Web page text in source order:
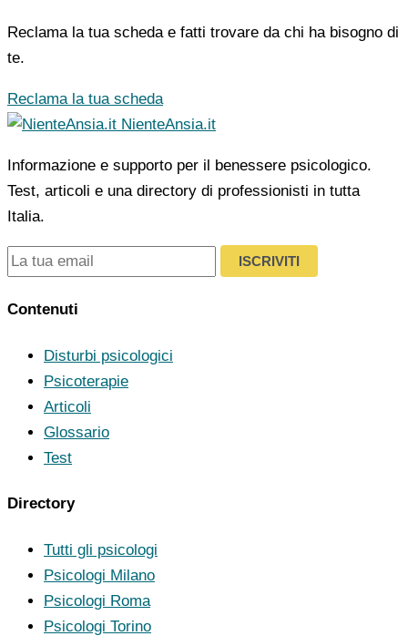
Reclama la tua scheda e fatti trovare da chi ha bisogno di
te.
Reclama la tua scheda
NienteAnsia.it
Informazione e supporto per il benessere psicologico.
Test, articoli e una directory di professionisti in tutta
Italia.
ISCRIVITI
Contenuti
Disturbi psicologici
Psicoterapie
Articoli
Glossario
Test
Directory
Tutti gli psicologi
Psicologi Milano
Psicologi Roma
Psicologi Torino